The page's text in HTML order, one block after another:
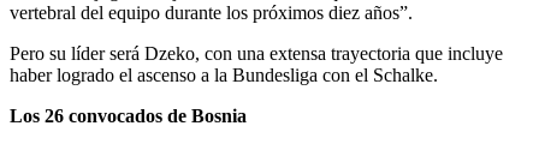
vertebral del equipo durante los próximos diez años”.
Pero su líder será Dzeko, con una extensa trayectoria que incluye
haber logrado el ascenso a la Bundesliga con el Schalke.
Los 26 convocados de Bosnia